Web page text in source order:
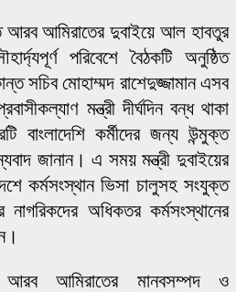
আরব আমিরাতের দুবাইয়ে আল হাবতুর
পরিবেশে বৈঠকটি অনুষ্ঠিত
সচিব মোহাম্মদ রাশেদুজ্জামান এসব
মন্ত্রী দীর্ঘদিন বন্ধ থাকা
বাংলাদেশি কর্মীদের জন্য উন্মুক্ত
জানান। এ সময় মন্ত্রী দুবাইয়ের
কর্মসংস্থান ভিসা চালুসহ সংযুক্ত
নাগরিকদের অধিকতর কর্মসংস্থানের
আমিরাতের মানবসম্পদ ও